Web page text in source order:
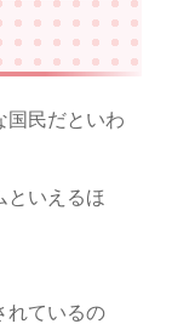
国民だといわ
といえるほ
れているの